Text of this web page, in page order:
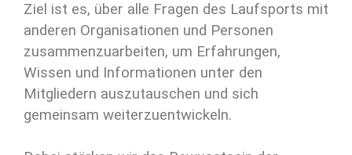
Ziel ist es, über alle Fragen des Laufsports mit
anderen Organisationen und Personen
zusammenzuarbeiten, um Erfahrungen,
Wissen und Informationen unter den
Mitgliedern auszutauschen und sich
gemeinsam weiterzuentwickeln.